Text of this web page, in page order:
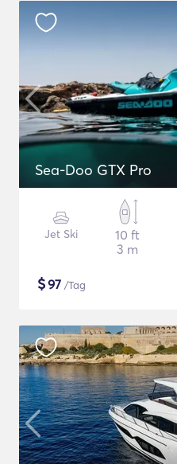
Sea-Doo GTX Pro
Jet Ski
10 ft
3 m
$97 /Tag